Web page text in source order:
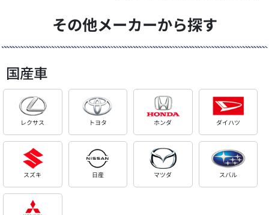
その他メーカーから探す
国産車
レクサス トヨタ ホンダ ダイハツ
スズキ 日産 マツダ スバル